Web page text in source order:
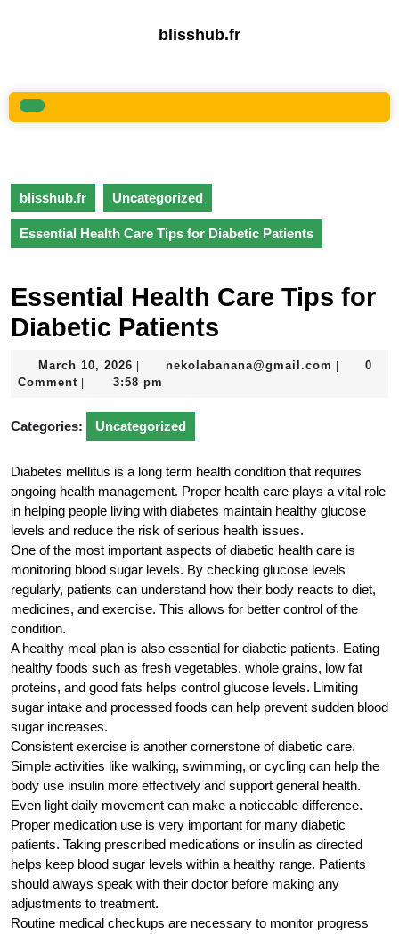
blisshub.fr
Open
blisshub.fr Uncategorized
Essential Health Care Tips for Diabetic Patients
Essential Health Care Tips for
Diabetic Patients
March 10, 2026 March
10,
nekolabanana@gmail.com
0
Comment
3:58 pm
Categories: Uncategorized
Diabetes mellitus is a long term health condition that requires
ongoing health management. Proper health care plays a vital role
in helping people living with diabetes maintain healthy glucose
levels and reduce the risk of serious health issues.
One of the most important aspects of diabetic health care is
monitoring blood sugar levels. By checking glucose levels
regularly, patients can understand how their body reacts to diet,
medicines, and exercise. This allows for better control of the
condition.
A healthy meal plan is also essential for diabetic patients. Eating
healthy foods such as fresh vegetables, whole grains, low fat
proteins, and good fats helps control glucose levels. Limiting
sugar intake and processed foods can help prevent sudden blood
sugar increases.
Consistent exercise is another cornerstone of diabetic care.
Simple activities like walking, swimming, or cycling can help the
body use insulin more effectively and support general health.
Even light daily movement can make a noticeable difference.
Proper medication use is very important for many diabetic
patients. Taking prescribed medications or insulin as directed
helps keep blood sugar levels within a healthy range. Patients
should always speak with their doctor before making any
adjustments to treatment.
Routine medical checkups are necessary to monitor progress